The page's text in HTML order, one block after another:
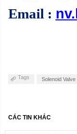
Email :
Tags Solenoid
CÁC TIN KHÁC